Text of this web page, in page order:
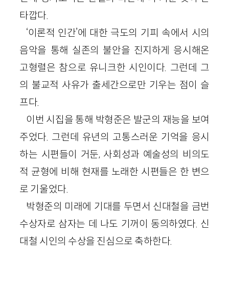
타깝다.
‘이론적 인간’에 대한 극도의 기피 속에서 시의
음악을 통해 실존의 불안을 진지하게 응시해온
고형렬은 참으로 유니크한 시인이다. 그런데 그
의 불교적 사유가 출세간으로만 기우는 점이 슬
프다.
이번 시집을 통해 박형준은 발군의 재능을 보여
주었다. 그런데 유년의 고통스러운 기억을 응시
하는 시편들이 거둔, 사회성과 예술성의 비의도
적 균형에 비해 현재를 노래한 시편들은 한 변으
로 기울었다.
박형준의 미래에 기대를 두면서 신대철을 금번
수상자로 삼자는 데 나도 기꺼이 동의하였다. 신
대철 시인의 수상을 진심으로 축하한다.